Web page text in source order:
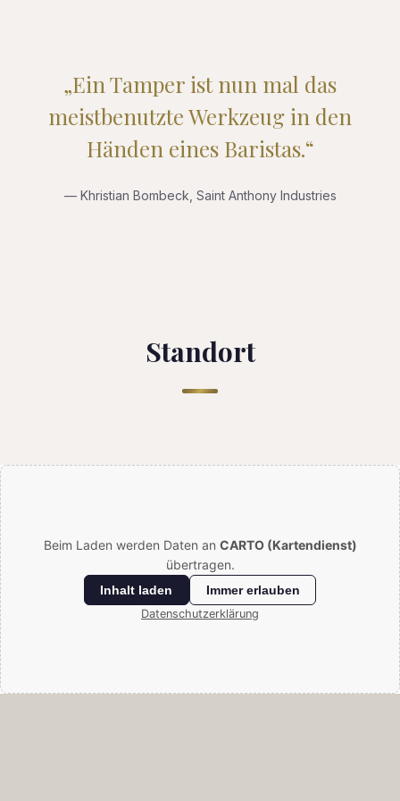
„Ein Tamper ist nun mal das
meistbenutzte Werkzeug in den
Händen eines Baristas.“
— Khristian Bombeck, Saint Anthony Industries
Standort
Beim Laden werden Daten an CARTO (Kartendienst)
übertragen.
Inhalt laden Immer erlauben
Datenschutzerklärung